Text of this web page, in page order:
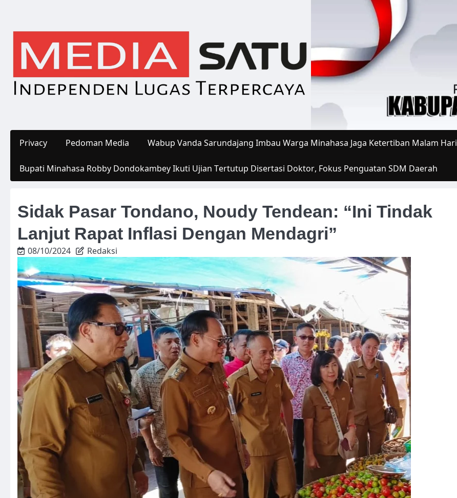
content
Privacy Pedoman Media Wabup Vanda Sarundajang Imbau Warga Minahasa Jaga Ketertiban Malam Hari
Bupati Minahasa Robby Dondokambey Ikuti Ujian Tertutup Disertasi Doktor, Fokus Penguatan SDM Daerah
Sidak Pasar Tondano, Noudy Tendean: “Ini Tindak
Lanjut Rapat Inflasi Dengan Mendagri”
08/10/2024 Redaksi